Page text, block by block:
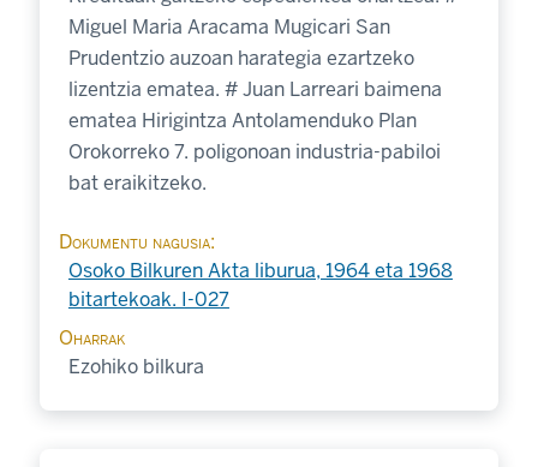
Miguel Maria Aracama Mugicari San
Prudentzio auzoan harategia ezartzeko
lizentzia ematea. # Juan Larreari baimena
ematea Hirigintza Antolamenduko Plan
Orokorreko 7. poligonoan industria-pabiloi
bat eraikitzeko.
Dokumentu nagusia
Osoko Bilkuren Akta liburua, 1964 eta 1968
bitartekoak. I-027
Oharrak
Ezohiko bilkura